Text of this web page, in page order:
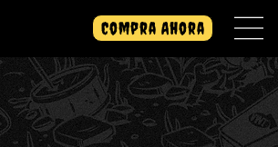
Compra Ahora